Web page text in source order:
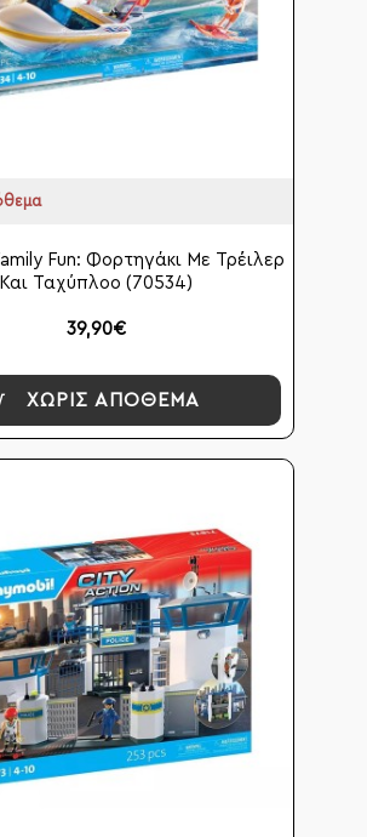
Fun: Φορτηγάκι Με Τρέιλερ
Και Ταχύπλοο (70534)
39,90€
ΧΩΡΊΣ ΑΠΌΘΕΜΑ